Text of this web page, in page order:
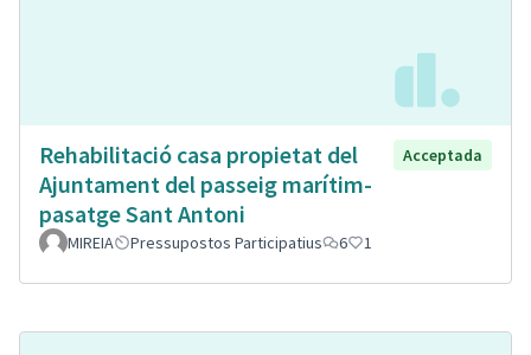
Rehabilitació casa propietat del
Ajuntament del passeig marítim-
pasatge Sant Antoni
Acceptada
MIREIA Pressupostos Participatius 6 1